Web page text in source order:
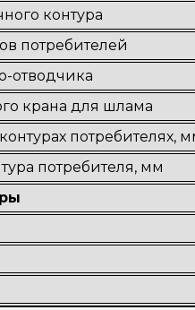
контура
потребителей
отводчика
крана для шлама
потребителях,
потребителя, мм